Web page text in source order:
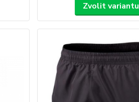
Zvolit variantu